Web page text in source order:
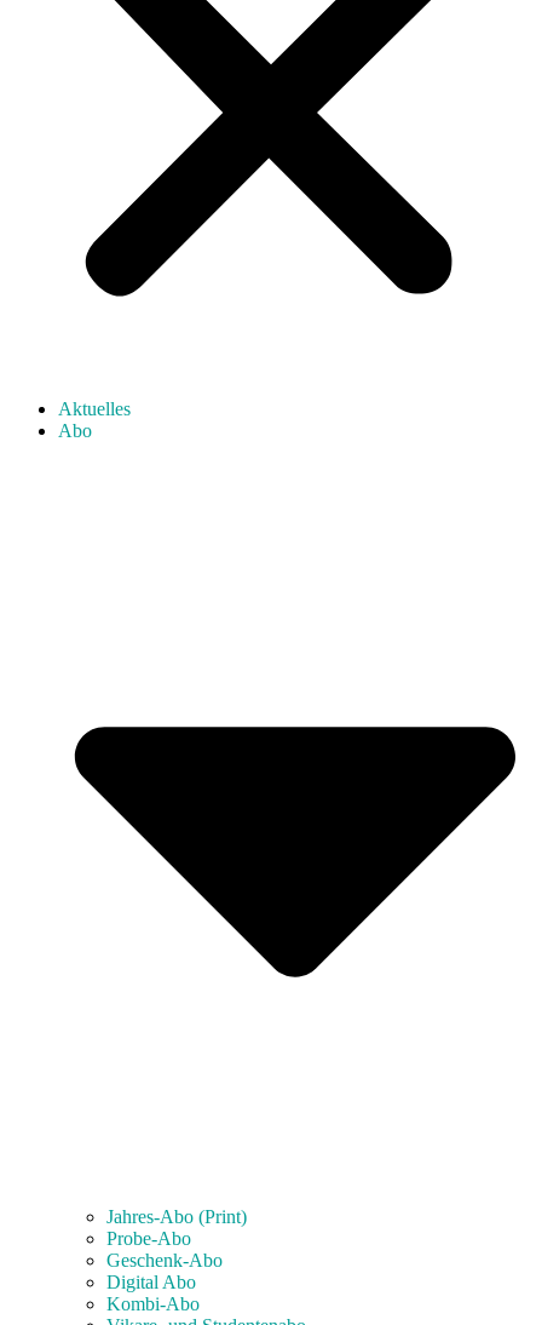
Aktuelles
Abo
Jahres-Abo (Print)
Probe-Abo
Geschenk-Abo
Digital Abo
Kombi-Abo